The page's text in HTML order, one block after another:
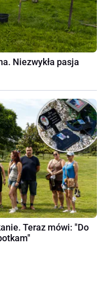
Niezwykła pasja
Teraz mówi: "Do